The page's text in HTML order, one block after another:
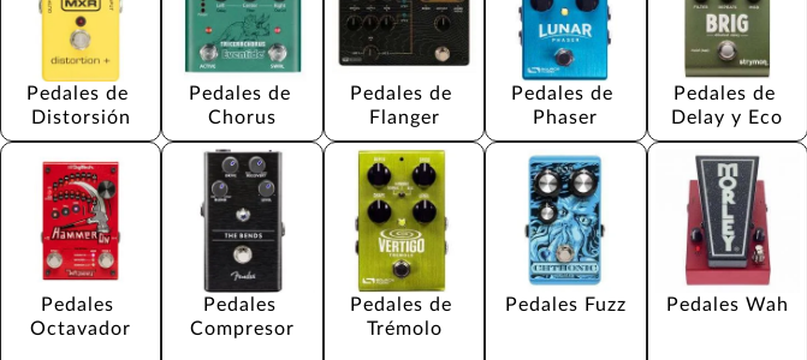
Pedales de
Distorsión
Pedales de
Chorus
Pedales de
Flanger
Pedales de
Phaser
Pedales de
Delay y Eco
Pedales
Octavador
Pedales
Compresor
Pedales de
Trémolo
Pedales Fuzz Pedales Wah